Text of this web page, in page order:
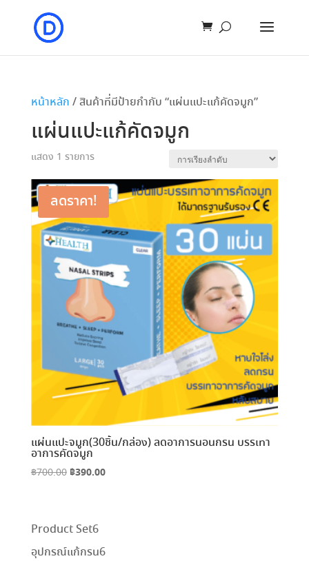
หน้าหลัก / สินค้าที่มีป้ายกำกับ “แผ่นแปะแก้คัดจมูก”
แผ่นแปะแก้คัดจมูก
แสดง 1 รายการ
ลดราคา!
แผ่นแปะจมูก(30ชิ้น/กล่อง) ลดอาการนอนกรน บรรเทา
อาการคัดจมูก
฿700.00 Original
฿390.00Current
Product Set66
สินค้า
อุปกรณ์แก้กรน66